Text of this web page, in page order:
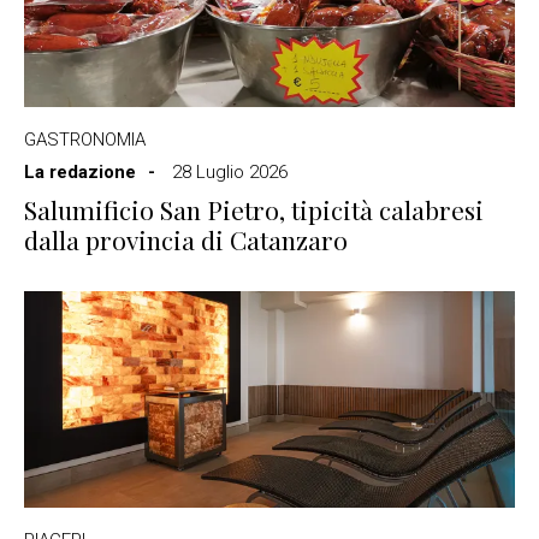
GASTRONOMIA
La redazione
28 Luglio 2026
Salumificio San Pietro, tipicità calabresi
dalla provincia di Catanzaro